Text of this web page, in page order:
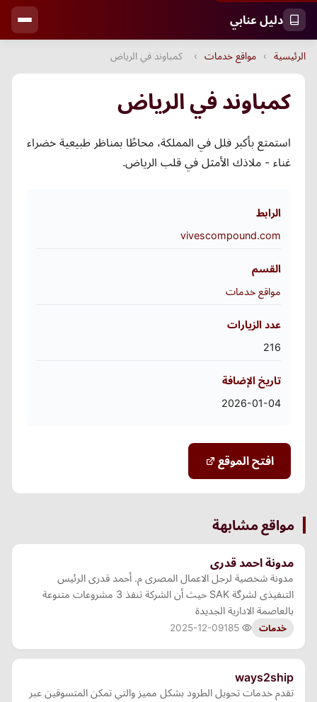
دليل عنابي
الرئيسية › مواقع خدمات › كمباوند في الرياض
كمباوند في الرياض
استمتع بأكبر فلل في المملكة، محاطًا بمناظر طبيعية خضراء
غناء - ملاذك الأمثل في قلب الرياض.
الرابط
vivescompound.com
القسم
مواقع خدمات
عدد الزيارات
216
تاريخ الإضافة
2026-01-04
افتح الموقع
مواقع مشابهة
مدونة احمد قدرى
مدونة شخصية لرجل الاعمال المصرى م. أحمد قدرى الرئيس
التنفيذى لشرگة SAK حيث أن الشركة تنفذ 3 مشروعات متنوعة
بالعاصمة الادارية الجديدة
خدمات 2025-12-09
ways2ship
تقدم خدمات تحويل الطرود بشكل مميز والتي تمكن المتسوقين عبر